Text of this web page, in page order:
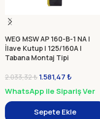
WEG MSW AP 160-B-1 NA |
İlave Kutup | 125/160A |
Tabana Montaj Tipi
2.033,32₺ 1.581,47₺
WhatsApp ile Sipariş Ver
Sepete Ekle